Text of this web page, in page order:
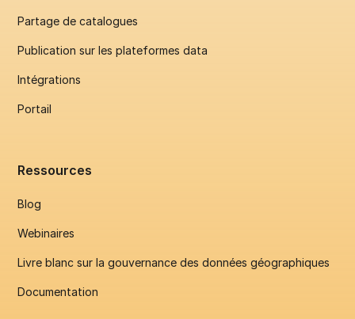
Partage de catalogues
Publication sur les plateformes data
Intégrations
Portail
Ressources
Blog
Webinaires
Livre blanc sur la gouvernance des données géographiques
Documentation